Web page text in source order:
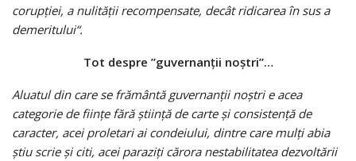
corupţiei, a nulităţii recompensate, decât ridicarea în sus a
demeritului“.
Tot despre ”guvernanţii noştri”…
Aluatul din care se frământă guvernanţii noştri e acea
categorie de fiinţe fără ştiinţă de carte şi consistenţă de
caracter, acei proletari ai condeiului, dintre care mulţi abia
ştiu scrie şi citi, acei paraziţi cărora nestabilitatea dezvoltării